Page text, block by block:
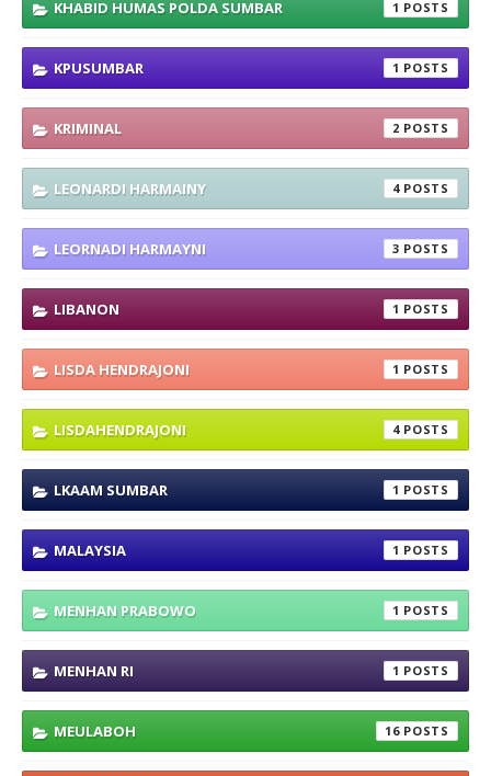
KHABID HUMAS POLDA SUMBAR 1
KPUSUMBAR 1
KRIMINAL 2
LEONARDI HARMAINY 4
LEORNADI HARMAYNI 3
LIBANON 1
LISDA HENDRAJONI 1
LISDAHENDRAJONI 4
LKAAM SUMBAR 1
MALAYSIA 1
MENHAN PRABOWO 1
MENHAN RI 1
MEULABOH 16